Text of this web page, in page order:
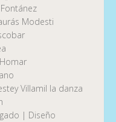
Modesti
Villamil la danza
| Diseño